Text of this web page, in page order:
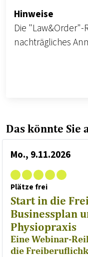
Hinweise
Die "Law&Order"-
nachträgliches
Das könnte Sie
Mo., 9.11.2026
Plätze frei
Start in die
Businessplan
Physiopraxis
Eine Webinar-
die